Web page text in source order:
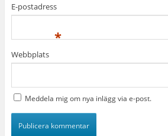
E-postadress
*
Webbplats
Meddela mig om nya inlägg via e-post.